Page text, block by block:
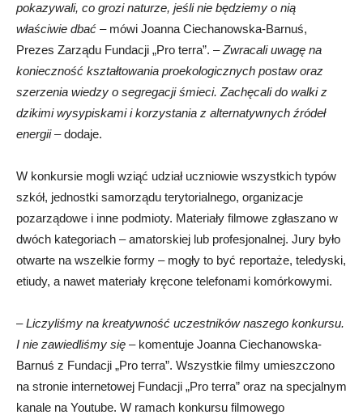
pokazywali, co grozi naturze, jeśli nie będziemy o nią
właściwie dbać – mówi Joanna Ciechanowska-Barnuś,
Prezes Zarządu Fundacji „Pro terra”. –Zwracali uwagę na
konieczność kształtowania proekologicznych postaw oraz
szerzenia wiedzy o segregacji śmieci. Zachęcali do walki z
dzikimi wysypiskami i korzystania z alternatywnych źródeł
energii– dodaje.
W konkursie mogli wziąć udział uczniowie wszystkich typów
szkół, jednostki samorządu terytorialnego, organizacje
pozarządowe i inne podmioty. Materiały filmowe zgłaszano w
dwóch kategoriach – amatorskiej lub profesjonalnej. Jury było
otwarte na wszelkie formy – mogły to być reportaże, teledyski,
etiudy, a nawet materiały kręcone telefonami komórkowymi.
–Liczyliśmy na kreatywność uczestników naszego konkursu.
I nie zawiedliśmy się – komentuje Joanna Ciechanowska-
Barnuś z Fundacji „Pro terra”. Wszystkie filmy umieszczono
na stronie internetowej Fundacji „Pro terra” oraz na specjalnym
kanale na Youtube. W ramach konkursu filmowego